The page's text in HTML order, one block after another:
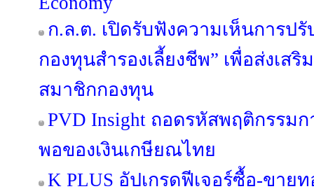
ก.ล.ต. เปิดรับฟังความเห็นการปรั
กองทุนสำรองเลี้ยงชีพ” เพื่อส่งเส
สมาชิกกองทุน
PVD Insight ถอดรหัสพฤติกรรม
พอของเงินเกษียณไทย
K PLUS อัปเกรดฟีเจอร์ซื้อ-ขาย